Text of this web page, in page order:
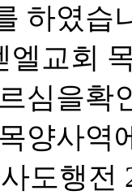
하였습
엘교회
심을확
양사역
도행전